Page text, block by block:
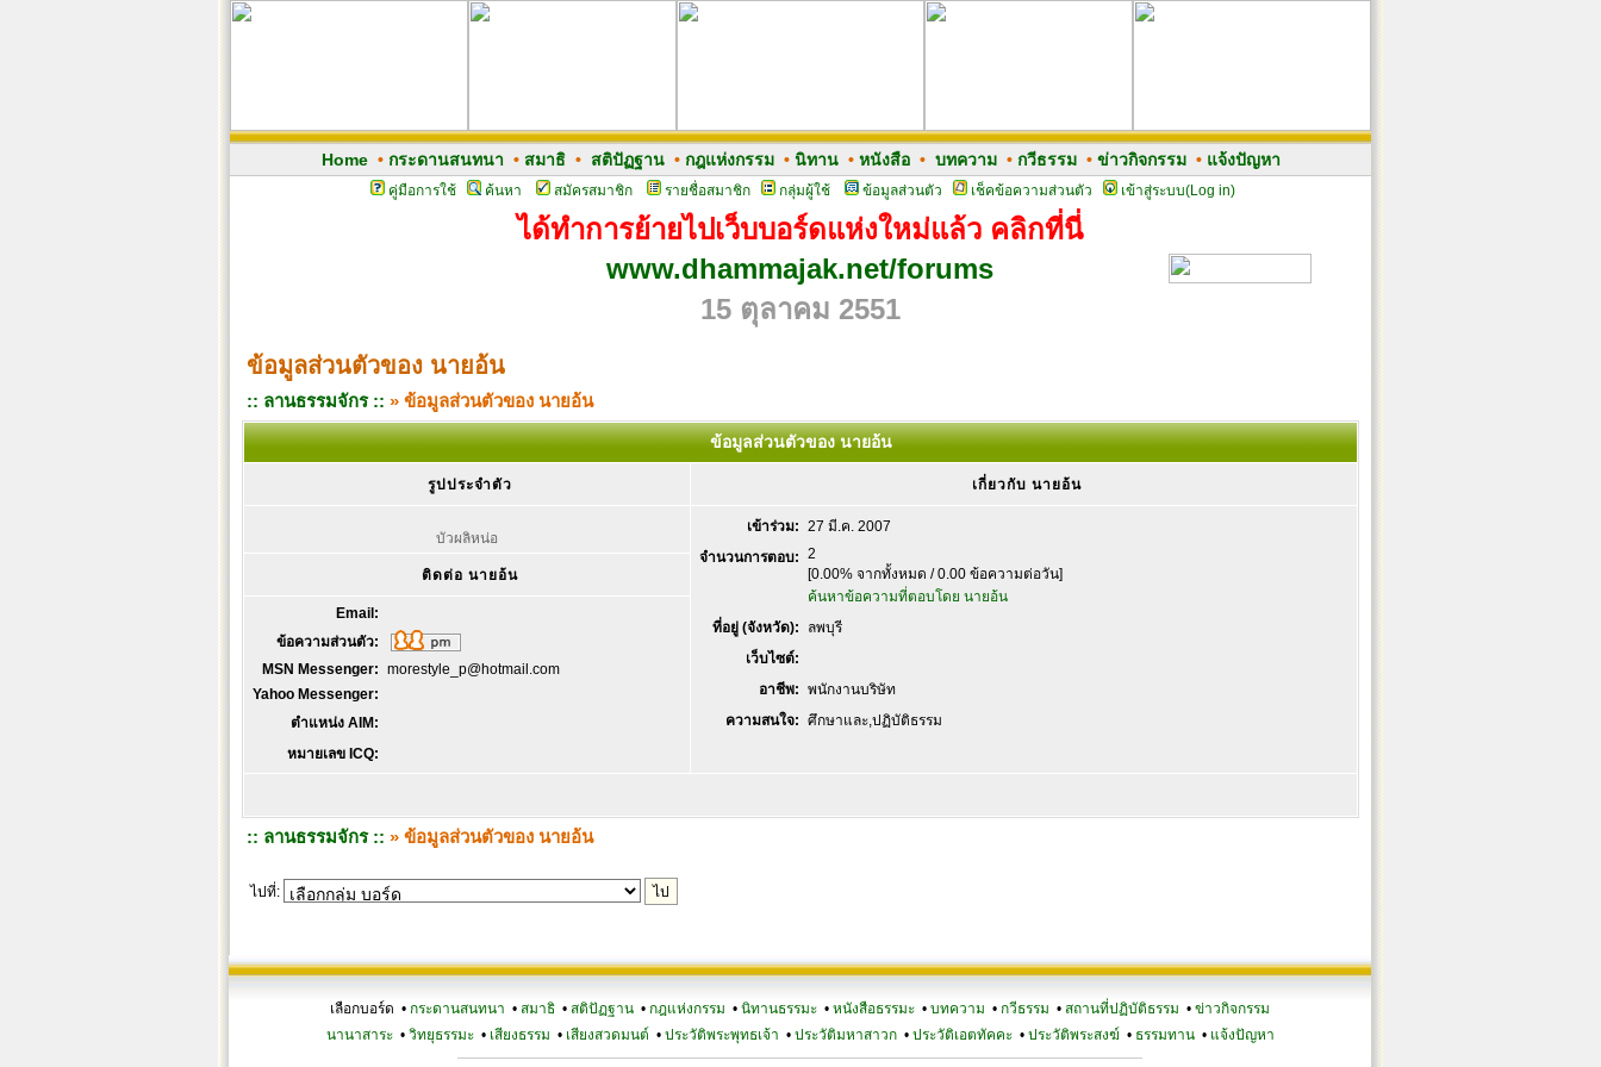
Home• กระดานสนทนา • สมาธิ• สติปัฏฐาน• กฎแห่งกรรม• นิทาน• หนังสือ• บทความ• กวีธรรม• ข่าวกิจกรรม• แจ้งปัญหา
คู่มือการใช้ ค้นหา สมัครสมาชิก รายชื่อสมาชิก กลุ่มผู้ใช้ ข้อมูลส่วนตัว เช็คข้อความส่วนตัว เข้าสู่ระบบ(Log in)
ได้ทำการย้ายไปเว็บบอร์ดแห่งใหม่แล้ว คลิกที่นี่
www.dhammajak.net/forums
15 ตุลาคม 2551
ข้อมูลส่วนตัวของ นายอ้น
:: ลานธรรมจักร :: » ข้อมูลส่วนตัวของ นายอ้น
ข้อมูลส่วนตัวของ นายอ้น
รูปประจำตัว เกี่ยวกับ นายอ้น
บัวผลิหน่อ
เข้าร่วม: 27 มี.ค. 2007
จำนวนการตอบ: 2
[0.00% จากทั้งหมด / 0.00 ข้อความต่อวัน]
ค้นหาข้อความที่ตอบโดย นายอ้น
ที่อยู่ (จังหวัด):
ลพบุรี
เว็บไซต์:
อาชีพ: พนักงานบริษัท
ความสนใจ: ศึกษาและ,ปฏิบัติธรรม
ติดต่อ นายอ้น
Email:
ข้อความส่วนตัว:
MSN Messenger: morestyle_p@hotmail.com
Yahoo Messenger:
ตำแหน่ง AIM:
หมายเลข ICQ:
:: ลานธรรมจักร :: » ข้อมูลส่วนตัวของ นายอ้น
ไปที่:
เลือกบอร์ด • กระดานสนทนา • สมาธิ • สติปัฏฐาน • กฎแห่งกรรม • นิทานธรรมะ • หนังสือธรรมะ • บทความ • กวีธรรม • สถานที่ปฏิบัติธรรม • ข่าวกิจกรรม
นานาสาระ• วิทยุธรรมะ• เสียงธรรม • เสียงสวดมนต์ • ประวัติพระพุทธเจ้า • ประวัติมหาสาวก• ประวัติเอตทัคคะ• ประวัติพระสงฆ์ • ธรรมทาน• แจ้งปัญหา